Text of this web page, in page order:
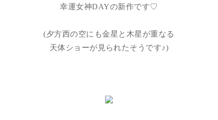
幸運女神DAYの新作です♡
(夕方西の空にも金星と木星が重なる
天体ショーが見られたそうです♪)